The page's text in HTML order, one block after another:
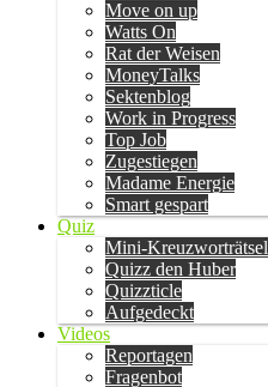
Move on up
Watts On
Rat der Weisen
MoneyTalks
Sektenblog
Work in Progress
Top Job
Zugestiegen
Madame Energie
Smart gespart
Quiz
Mini-Kreuzworträtsel
Quizz den Huber
Quizzticle
Aufgedeckt
Videos
Reportagen
Fragenbot